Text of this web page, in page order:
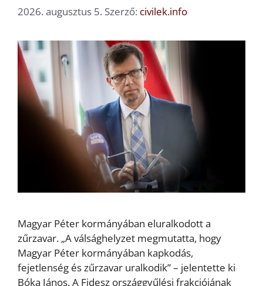
2026. augusztus 5. Szerző: civilek.info
Magyar Péter kormányában eluralkodott a
zűrzavar. „A válsághelyzet megmutatta, hogy
Magyar Péter kormányában kapkodás,
fejetlenség és zűrzavar uralkodik” – jelentette ki
Bóka János. A Fidesz országgyűlési frakciójának